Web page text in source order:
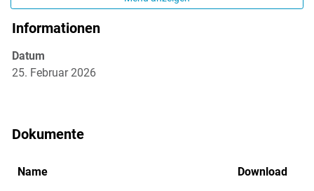
Informationen
Datum
25. Februar 2026
Dokumente
Name Download